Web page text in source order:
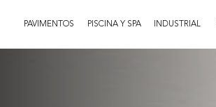
PAVIMENTOS PISCINA Y SPA INDUSTRIAL